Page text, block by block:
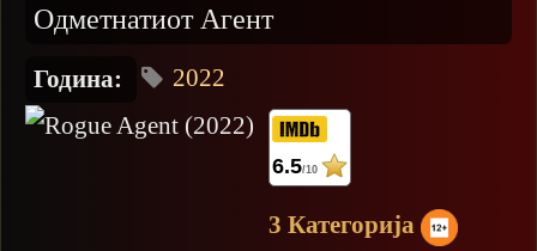
Одметнатиот Агент
Година: 2022
6.5/10
3 Категорија